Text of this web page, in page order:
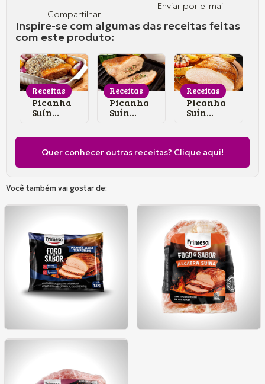
Compartilhar
Enviar por e-mail
Inspire-se com algumas das receitas feitas
com este produto:
Receitas
Picanha
Suína
Receitas
Picanha
Suína
Receitas
Picanha
Suína
Quer conhecer outras receitas? Clique aqui!
Você também vai gostar de: